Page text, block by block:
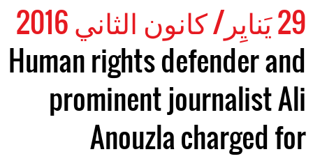
29 يَنايِر/ كانون الثاني 2016
Human rights defender and
prominent journalist Ali
Anouzla charged for